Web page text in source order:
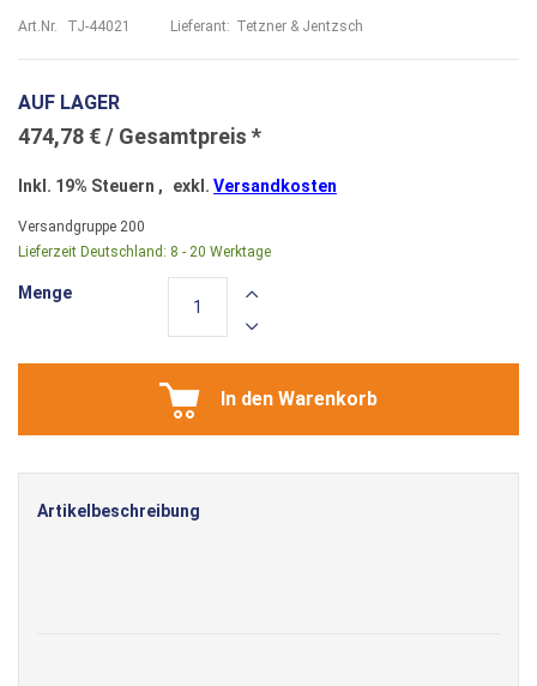
Bildergalerie
springen
Art.Nr. TJ-44021 Lieferant: Tetzner & Jentzsch
AUF LAGER
474,78 €
Inkl. 19% Steuern , exkl. Versandkosten
Versandgruppe 200
Lieferzeit Deutschland: 8 - 20 Werktage
Menge
In den Warenkorb
Artikelbeschreibung